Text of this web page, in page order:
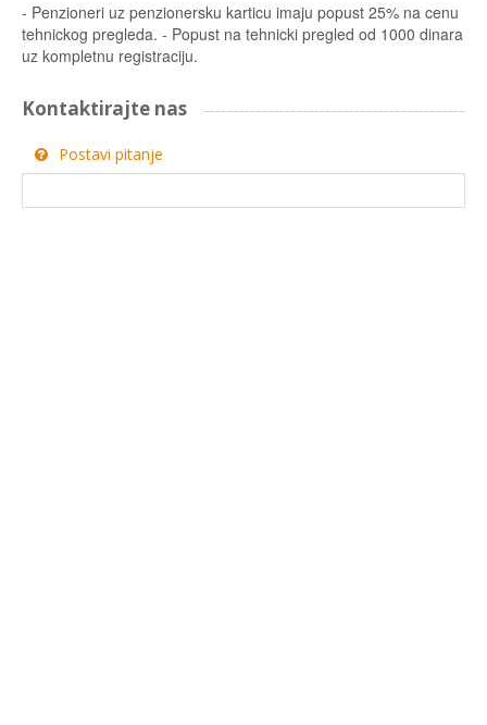
- Penzioneri uz penzionersku karticu imaju popust 25% na cenu
tehnickog pregleda. - Popust na tehnicki pregled od 1000 dinara
uz kompletnu registraciju.
Kontaktirajte nas
Postavi pitanje